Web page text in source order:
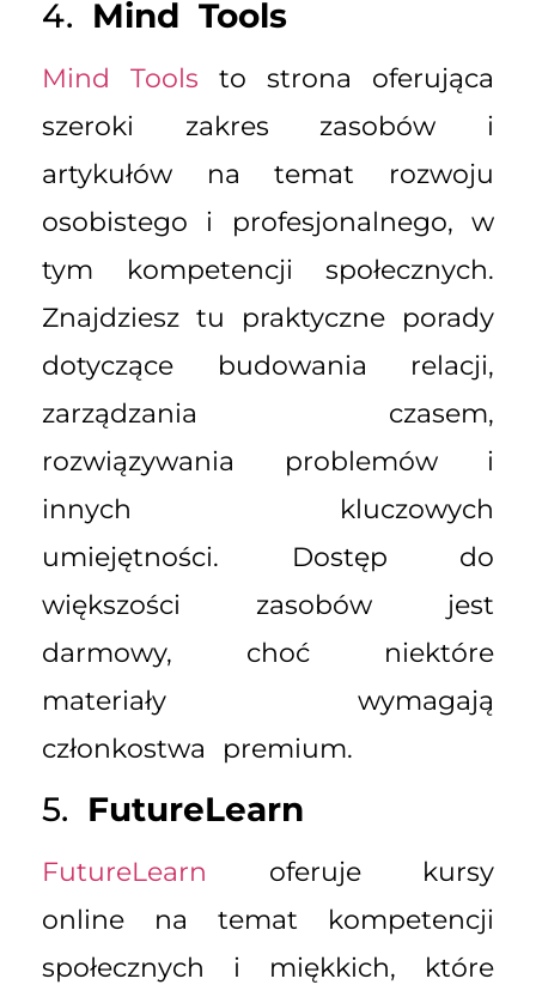
4. Mind Tools
Mind Tools to strona oferująca
szeroki zakres zasobów i
artykułów na temat rozwoju
osobistego i profesjonalnego, w
tym kompetencji społecznych.
Znajdziesz tu praktyczne porady
dotyczące budowania relacji,
zarządzania czasem,
rozwiązywania problemów i
innych kluczowych
umiejętności. Dostęp do
większości zasobów jest
darmowy, choć niektóre
materiały wymagają
członkostwa premium.
5. FutureLearn
FutureLearn oferuje kursy
online na temat kompetencji
społecznych i miękkich, które